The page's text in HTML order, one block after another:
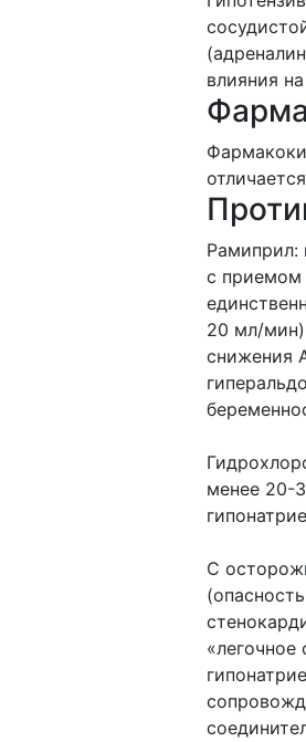
влияния
Рамиприл:
с приемом
20 мл/
снижения
менее 20-
С
«легочное